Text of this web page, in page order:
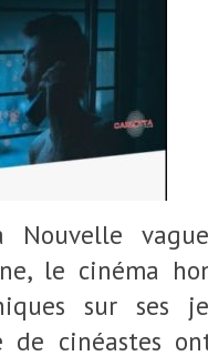
Nouvelle
le cinéma
sur ses
de cinéastes